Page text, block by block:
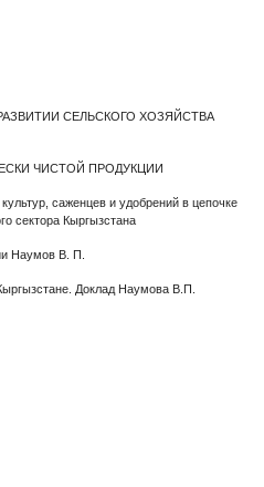
СЕЛЬСКОГО ХОЗЯЙСТВА
ЧИСТОЙ ПРОДУКЦИИ
саженцев и удобрений в цепочке
сектора Кыргызстана
Наумов В. П.
Доклад Наумова В.П.